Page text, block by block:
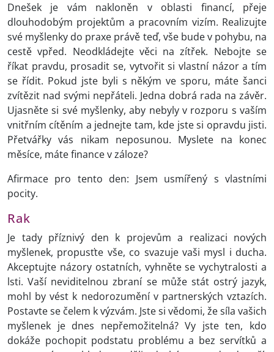
Dnešek je vám nakloněn v oblasti financí, přeje
dlouhodobým projektům a pracovním vizím. Realizujte
své myšlenky do praxe právě teď, vše bude v pohybu, na
cestě vpřed. Neodkládejte věci na zítřek. Nebojte se
říkat pravdu, prosadit se, vytvořit si vlastní názor a tím
se řídit. Pokud jste byli s někým ve sporu, máte šanci
zvítězit nad svými nepřáteli. Jedna dobrá rada na závěr.
Ujasněte si své myšlenky, aby nebyly v rozporu s vaším
vnitřním cítěním a jednejte tam, kde jste si opravdu jisti.
Přetvářky vás nikam neposunou. Myslete na konec
měsíce, máte finance v záloze?
Afirmace pro tento den: Jsem usmířený s vlastními
pocity.
Rak
Je tady příznivý den k projevům a realizaci nových
myšlenek, propusťte vše, co svazuje vaši mysl i ducha.
Akceptujte názory ostatních, vyhněte se vychytralosti a
lsti. Vaší neviditelnou zbraní se může stát ostrý jazyk,
mohl by vést k nedorozumění v partnerských vztazích.
Postavte se čelem k výzvám. Jste si vědomi, že síla vašich
myšlenek je dnes nepřemožitelná? Vy jste ten, kdo
dokáže pochopit podstatu problému a bez servítků a